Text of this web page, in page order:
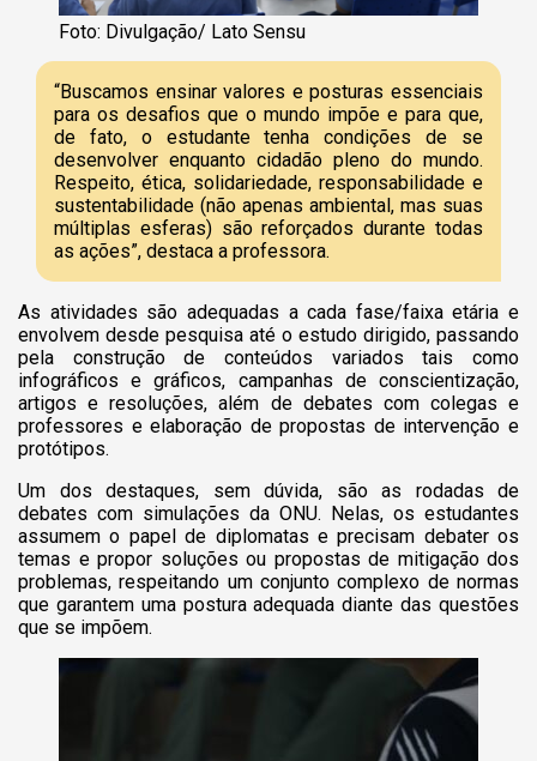
Foto: Divulgação/ Lato Sensu
“Buscamos ensinar valores e posturas essenciais
para os desafios que o mundo impõe e para que,
de fato, o estudante tenha condições de se
desenvolver enquanto cidadão pleno do mundo.
Respeito, ética, solidariedade, responsabilidade e
sustentabilidade (não apenas ambiental, mas suas
múltiplas esferas) são reforçados durante todas
as ações”, destaca a professora.
As atividades são adequadas a cada fase/faixa etária e
envolvem desde pesquisa até o estudo dirigido, passando
pela construção de conteúdos variados tais como
infográficos e gráficos, campanhas de conscientização,
artigos e resoluções, além de debates com colegas e
professores e elaboração de propostas de intervenção e
protótipos.
Um dos destaques, sem dúvida, são as rodadas de
debates com simulações da ONU. Nelas, os estudantes
assumem o papel de diplomatas e precisam debater os
temas e propor soluções ou propostas de mitigação dos
problemas, respeitando um conjunto complexo de normas
que garantem uma postura adequada diante das questões
que se impõem.